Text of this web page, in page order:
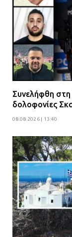
Συνελήφθη στη
δολοφονίες
08.08.2026 | 13:40